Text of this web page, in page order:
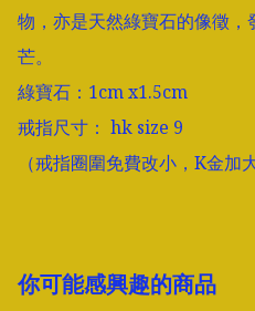
物，亦是天然綠寶石的像徵
芒。
綠寶石：1cm x1.5cm
戒指尺寸： hk size 9
（戒指圈圍免費改小，K金加
你可能感興趣的商品